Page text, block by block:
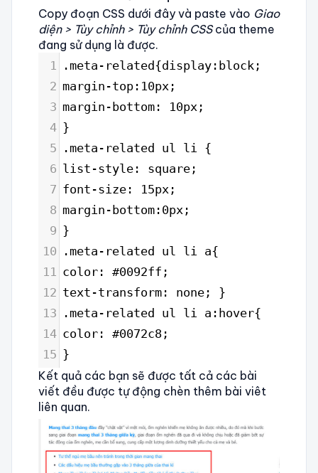
Copy đoạn CSS dưới đây và paste vào Giao
diện > Tùy chỉnh > Tùy chỉnh CSScủa theme
đang sử dụng là được.
1
.meta-related{display:block;
2 margin-top:10px;
3 margin-bottom: 10px;
4 }
5
.meta-related ul li {
6 list-style: square;
7 font-size: 15px;
8 margin-bottom:0px;
9 }
10
.meta-related ul li a{
11 color: #0092ff;
12 text-transform: none; }
13
.meta-related ul li a:hover{
14 color: #0072c8;
15 }
Kết quả các bạn sẽ được tất cả các bài
viết đều được tự động chèn thêm bài viêt
liên quan.